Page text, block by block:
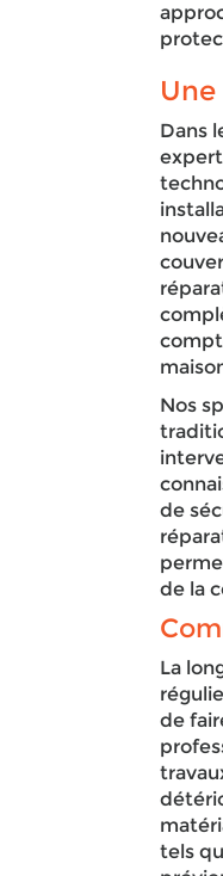
Dans
Nos
de
de la
La
de
tels